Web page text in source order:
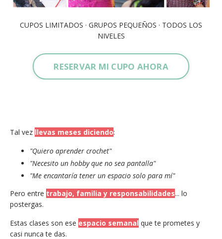
CUPOS LIMITADOS · GRUPOS PEQUEÑOS · TODOS LOS
NIVELES
RESERVAR MI CUPO AHORA
Tal vez llevas meses diciendo:
"Quiero aprender crochet"
"Necesito un hobby que no sea pantalla"
"Me encantaría tener un espacio solo para mí"
Pero entre trabajo, familia y responsabilidades... lo
postergas.
Estas clases son ese espacio semanal que te prometes y
casi nunca te das.